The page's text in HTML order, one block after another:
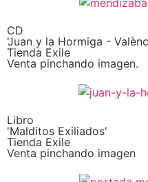
CD
'Juan y la Hormiga -
Tienda Exile
Venta pinchando imagen.
Libro
'Malditos Exiliados'
Tienda Exile
Venta pinchando imagen